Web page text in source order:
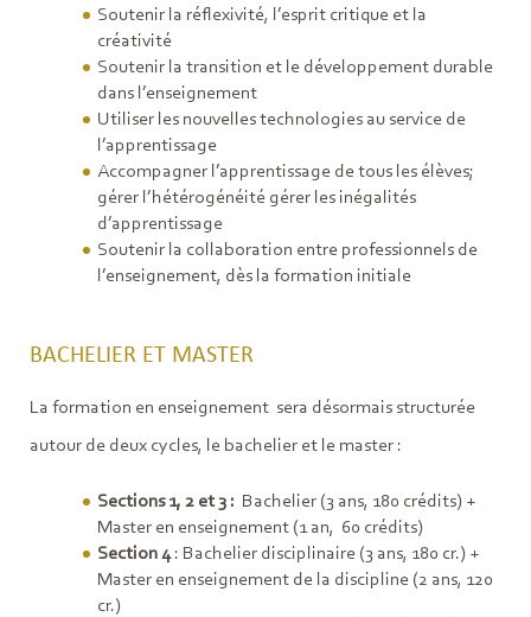
Soutenir la réflexivité, l’esprit critique et la
créativité
Soutenir la transition et le développement durable
dans l’enseignement
Utiliser les nouvelles technologies au service de
l’apprentissage
Accompagner l’apprentissage de tous les élèves;
gérer l’hétérogénéité gérer les inégalités
d’apprentissage
Soutenir la collaboration entre professionnels de
l’enseignement, dès la formation initiale
BACHELIER ET MASTER
La formation en enseignement sera désormais structurée
autour de deux cycles, le bachelier et le master :
Sections 1, 2 et 3 : Bachelier (3 ans, 180 crédits) +
Master en enseignement (1 an, 60 crédits)
Section 4: Bachelier disciplinaire (3 ans, 180 cr.) +
Master en enseignement de la discipline (2 ans, 120
cr.)